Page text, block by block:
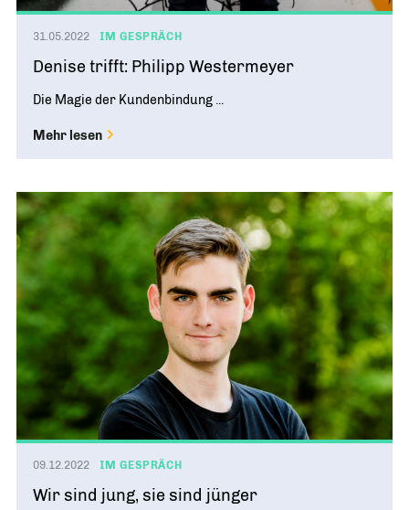
31.05.2022 IM GESPRÄCH
Denise trifft: Philipp Westermeyer
Die Magie der Kundenbindung ...
Mehr lesen
09.12.2022 IM GESPRÄCH
Wir sind jung, sie sind jünger